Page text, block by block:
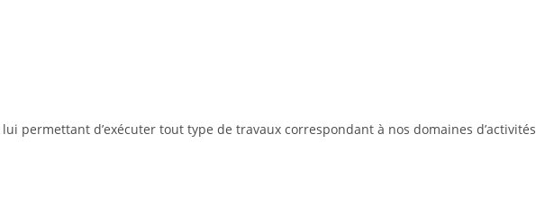
lui permettant d’exécuter tout type de travaux correspondant à nos domaines d’activités